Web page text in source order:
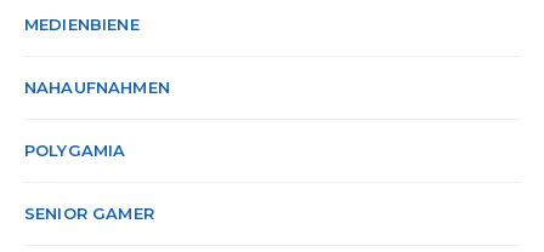
MEDIENBIENE
NAHAUFNAHMEN
POLYGAMIA
SENIOR GAMER